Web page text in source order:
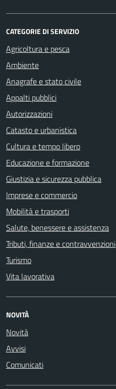
CATEGORIE DI SERVIZIO
Agricoltura e pesca
Ambiente
Anagrafe e stato civile
Appalti pubblici
Autorizzazioni
Catasto e urbanistica
Cultura e tempo libero
Educazione e formazione
Giustizia e sicurezza pubblica
Imprese e commercio
Mobilità e trasporti
Salute, benessere e assistenza
Tributi, finanze e contravvenzioni
Turismo
Vita lavorativa
NOVITÀ
Novità
Avvisi
Comunicati